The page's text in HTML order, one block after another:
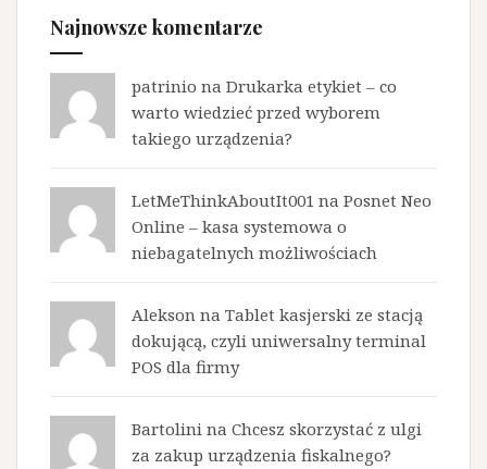
Najnowsze komentarze
patrinio na Drukarka etykiet – co
warto wiedzieć przed wyborem
takiego urządzenia?
LetMeThinkAboutIt001 na Posnet Neo
Online – kasa systemowa o
niebagatelnych możliwościach
Alekson na Tablet kasjerski ze stacją
dokującą, czyli uniwersalny terminal
POS dla firmy
Bartolini na Chcesz skorzystać z ulgi
za zakup urządzenia fiskalnego?